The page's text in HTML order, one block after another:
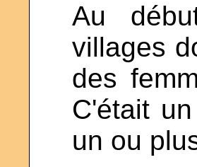
Au
villages
des
C'était
un ou